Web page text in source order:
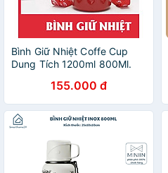
Bình Giữ Nhiệt Coffe Cup
Dung Tích 1200ml 800Ml.
Liệu Inox 316 Cao Cấp
155.000 đ